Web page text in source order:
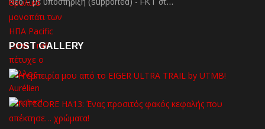
Νέο – με υποστήριξη (supported) - FKT στ…
POST GALLERY